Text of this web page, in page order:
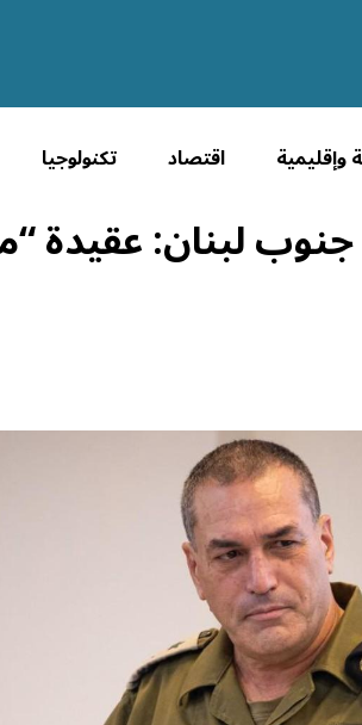
وإقليمية اقتصاد تكنولوجيا
لبنان: عقيدة